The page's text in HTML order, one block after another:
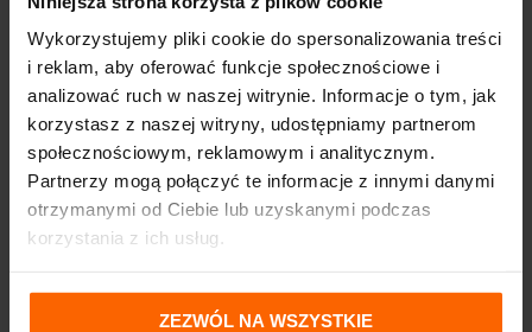
Wykorzystujemy pliki cookie do spersonalizowania treści
i reklam, aby oferować funkcje społecznościowe i
analizować ruch w naszej witrynie. Informacje o tym, jak
korzystasz z naszej witryny, udostępniamy partnerom
społecznościowym, reklamowym i analitycznym.
Partnerzy mogą połączyć te informacje z innymi danymi
otrzymanymi od Ciebie lub uzyskanymi podczas
korzystania z ich usług.
ZEZWÓL NA WSZYSTKIE
Olamine, Epilobium Angustifolium Flower/Leaf/Stem Extract,
Polyacrylate Crosspolymer-6, Guar Hydroxypropyltrimonium
Chloride, Citric Acid, T-Butyl Alcohol, Sodium Benzoate, Potassium
Sorbate, Parfum (Fragrance).
OPINIE (0)
DOSTAWA I PŁATNOŚĆ